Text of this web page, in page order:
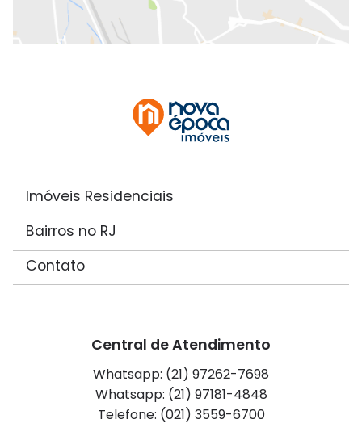
Imóveis Residenciais
Bairros no RJ
Contato
Central de Atendimento
Whatsapp: (21) 97262-7698
Whatsapp: (21) 97181-4848
Telefone: (021) 3559-6700